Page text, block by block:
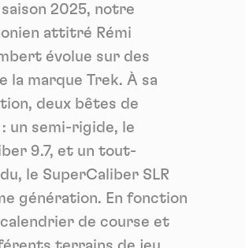
saison 2025, notre
attitré Rémi
évolue sur des
la marque Trek. À sa
deux bêtes de
un semi-rigide, le
9.7, et un tout-
le SuperCaliber SLR
génération. En fonction
de course et